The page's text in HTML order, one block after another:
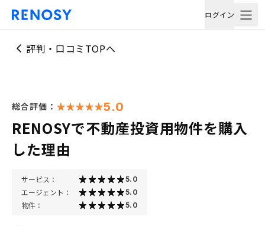
ログイン
評判・口コミTOPへ
総合評価： 5.0
RENOSYで不動産投資用物件を購入
した理由
サービス： 5.0
エージェント： 5.0
物件： 5.0